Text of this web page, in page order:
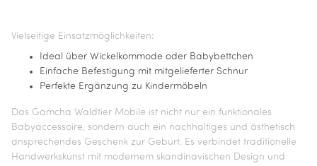
Vielseitige Einsatzmöglichkeiten:
Ideal über Wickelkommode oder Babybettchen
Einfache Befestigung mit mitgelieferter Schnur
Perfekte Ergänzung zu Kindermöbeln
Das Gamcha Waldtier Mobile ist nicht nur ein funktionales
Babyaccessoire, sondern auch ein nachhaltiges und ästhetisch
ansprechendes Geschenk zur Geburt. Es verbindet traditionelle
Handwerkskunst mit modernem skandinavischen Design und